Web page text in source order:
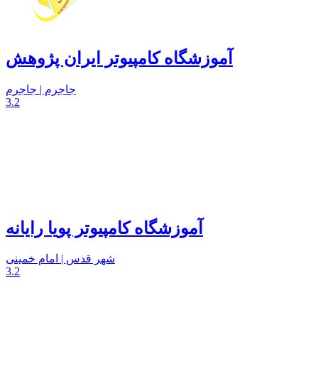
آموزشگاه کامپیوتر ایران پژوهش
جاجرم | جاجرم
3.2
آموزشگاه کامپیوتر پویا رایانه
شهر قدس | امام خمینی
3.2